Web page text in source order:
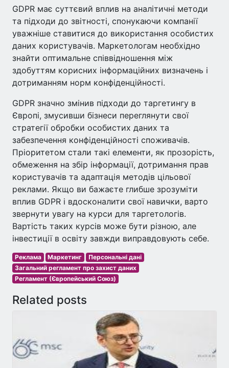
GDPR має суттєвий вплив на аналітичні методи
та підходи до звітності, спонукаючи компанії
уважніше ставитися до використання особистих
даних користувачів. Маркетологам необхідно
знайти оптимальне співвідношення між
здобуттям корисних інформаційних визначень і
дотриманням норм конфіденційності.
GDPR значно змінив підходи до таргетингу в
Європі, змусивши бізнеси переглянути свої
стратегії обробки особистих даних та
забезпечення конфіденційності споживачів.
Пріоритетом стали такі елементи, як прозорість,
обмеження на збір інформації, дотримання прав
користувачів та адаптація методів цільової
реклами. Якщо ви бажаєте глибше зрозуміти
вплив GDPR і вдосконалити свої навички, варто
звернути увагу на курси для таргетологів.
Вартість таких курсів може бути різною, але
інвестиції в освіту завжди виправдовують себе.
Реклама Маркетинг
Персональні дані
Загальний регламент про захист даних
Регламент (Європейський Союз)
Related posts